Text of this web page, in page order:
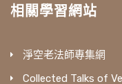
相關學習網站
淨空老法師專集網
Collected Talks of